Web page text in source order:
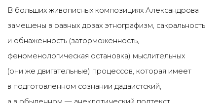
В больших живописных композициях Александрова
замешены в равных дозах этнографизм, сакральность
и обнаженность (заторможенность,
феноменологическая остановка) мыслительных
(они же двигательные) процессов, которая имеет
в подготовленном сознании дадаистский,